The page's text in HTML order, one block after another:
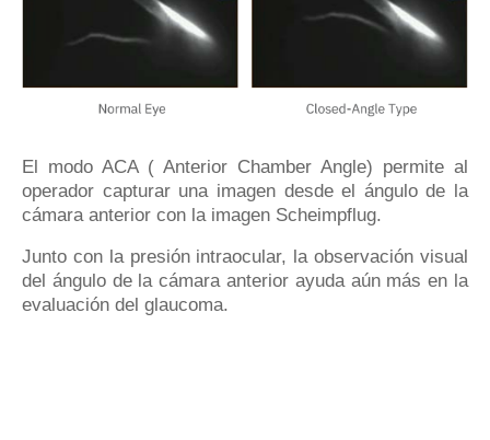
El modo ACA ( Anterior Chamber Angle) permite al
operador capturar una imagen desde el ángulo de la
cámara anterior con la imagen Scheimpflug.
Junto con la presión intraocular, la observación visual
del ángulo de la cámara anterior ayuda aún más en la
evaluación del glaucoma.